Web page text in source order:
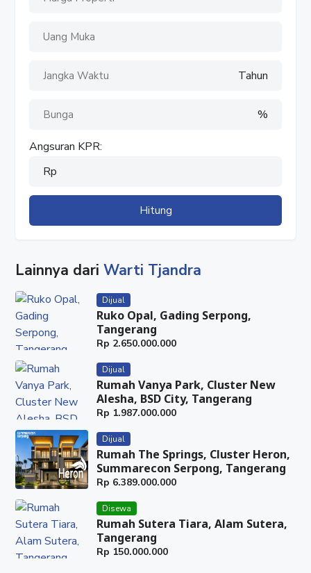
Tahun
%
Angsuran KPR:
Rp
Hitung
Lainnya dariWarti Tjandra
Dijual
Ruko Opal, Gading Serpong,
Tangerang
Rp 2.650.000.000
Dijual
Rumah Vanya Park, Cluster New
Alesha, BSD City, Tangerang
Rp 1.987.000.000
Dijual
Rumah The Springs, Cluster Heron,
Summarecon Serpong, Tangerang
Rp 6.389.000.000
Disewa
Rumah Sutera Tiara, Alam Sutera,
Tangerang
Rp 150.000.000